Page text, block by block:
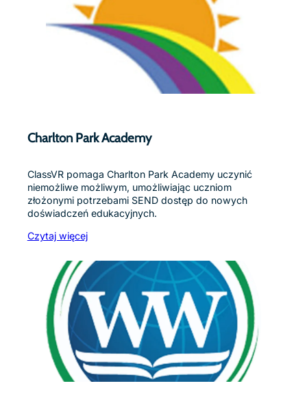
Charlton Park Academy
ClassVR pomaga Charlton Park Academy uczynić
niemożliwe możliwym, umożliwiając uczniom
złożonymi potrzebami SEND dostęp do nowych
doświadczeń edukacyjnych.
Czytaj więcej